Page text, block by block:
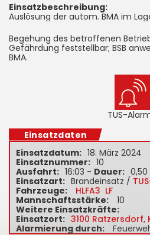
Einsatzbeschreibung:
Auslösung der autom. BMA im
Begehung des betroffenen
Gefährdung feststellbar; BSB
BMA.
TUS-
Einsatzdaten
Einsatzdatum: 18. März 2024
Einsatznummer: 10
Ausfahrt: 16:03 - Dauer:
Einsatzart: Brandeinsatz /
Fahrzeuge:
HLFA3 LF
Mannschaftsstärke:
10
Weitere Einsatzkräfte:
Einsatzort: 3100 Ratzersdorf,
Alarmierung durch: